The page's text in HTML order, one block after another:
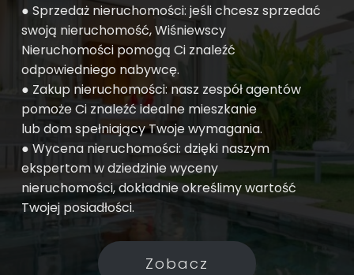
● Sprzedaż nieruchomości: jeśli chcesz sprzedać
swoją nieruchomość, Wiśniewscy
Nieruchomości pomogą Ci znaleźć
odpowiedniego nabywcę.
● Zakup nieruchomości: nasz zespół agentów
pomoże Ci znaleźć idealne mieszkanie
lub dom spełniający Twoje wymagania.
● Wycena nieruchomości: dzięki naszym
ekspertom w dziedzinie wyceny
nieruchomości, dokładnie określimy wartość
Twojej posiadłości.
Zobacz